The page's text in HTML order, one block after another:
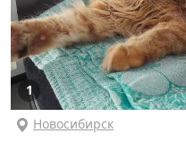
1
Новосибирск